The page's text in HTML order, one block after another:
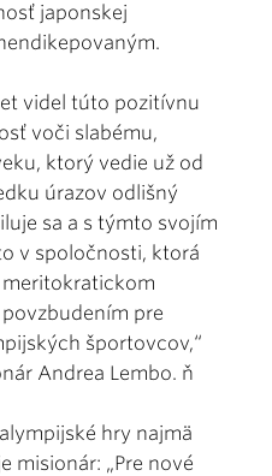
japonskej
videl túto pozitívnu
voči slabému,
ktorý vedie už od
úrazov odlišný
sa a s týmto svojím
v spoločnosti, ktorá
pre
športovcov,“
Andrea Lembo. ň
hry najmä
misionár: „Pre nové